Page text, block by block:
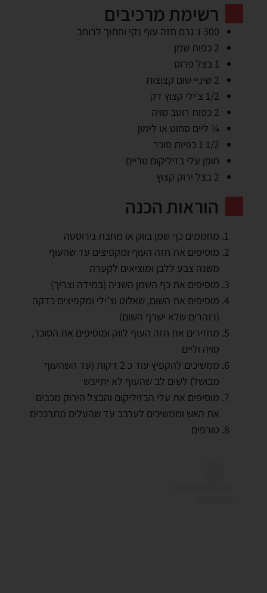
רשימת מרכיבים
300 ג גרם חזה עוף נקי וחתוך לרוחב
2 כפות שמן
1 בצל פרוס
2 שיניי שום קצוצות
1/2 צ’ילי קצוץ דק
2 כפות רוטב סויה
¼ ליים סחוט או לימון
1/2 1 כפיות סוכר
חופן עלי בזיליקום טריים
2 בצל ירוק קצוץ
הוראות הכנה
מחממים כף שמן בווק או מחבת נירוסטה
מוסיפים את חזה העוף ומקפיצים עד שהעוף
משנה צבע ללבן ומוציאים לקערה
מוסיפים את כף השמן השניה (במידה וצריך)
מוסיפים את השום, שאלוט וצ’ילי ומקפיצים כדקה
(נזהרים שלא ישרף השום)
מחזירים את חזה העוף לווק ומוסיפים את הסוכר,
סויה וליים
ממשיכים להקפיץ עוד כ 2 דקות (עד השהעוף
מבושל) לשים לב שהעוף לא יתייבש
מוסיפים את עלי הבזיליקום והבצל הירוק מכבים
את האש וממשיכים לערבב עד שהעלים מתרככים
טורפים